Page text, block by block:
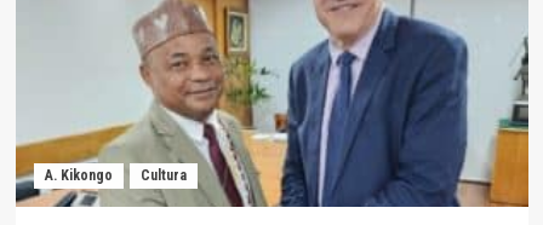
A. Kikongo Cultura